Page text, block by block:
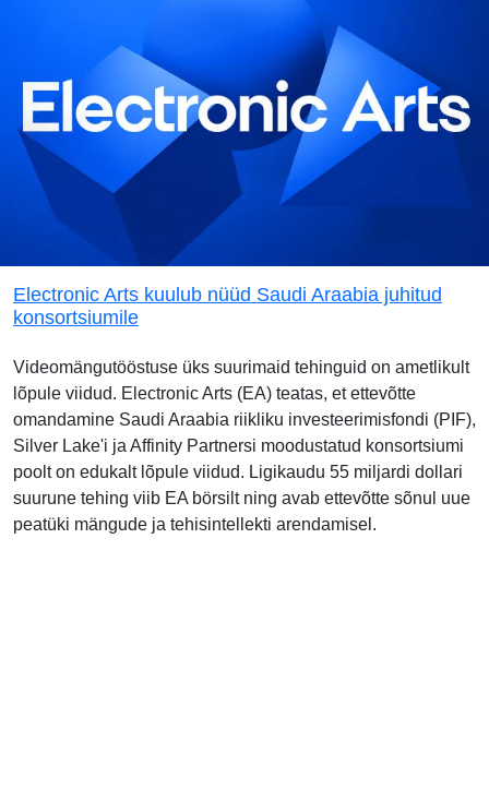
Electronic Arts kuulub nüüd Saudi Araabia juhitud
konsortsiumile
Videomängutööstuse üks suurimaid tehinguid on ametlikult
lõpule viidud. Electronic Arts (EA) teatas, et ettevõtte
omandamine Saudi Araabia riikliku investeerimisfondi (PIF),
Silver Lake'i ja Affinity Partnersi moodustatud konsortsiumi
poolt on edukalt lõpule viidud. Ligikaudu 55 miljardi dollari
suurune tehing viib EA börsilt ning avab ettevõtte sõnul uue
peatüki mängude ja tehisintellekti arendamisel.